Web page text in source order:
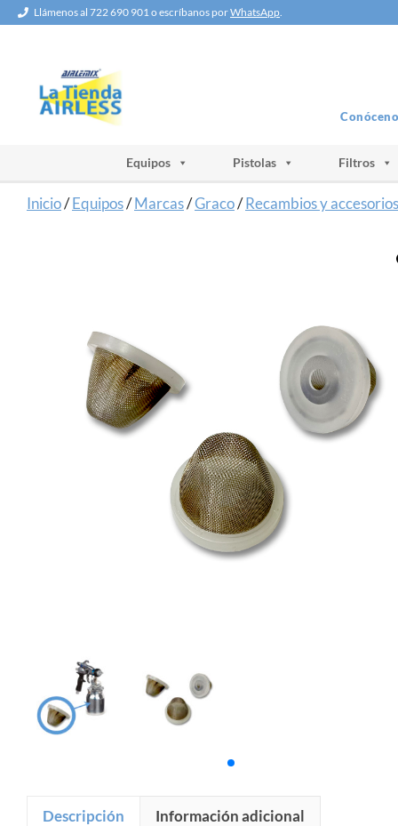
SaltarLlámenos al 722 690 901 o escríbanos porWhatsApp.
Equipos Pistolas Filtros
Inicio/Equipos/Marcas/Graco/Recambios y
Descripción Información adicional